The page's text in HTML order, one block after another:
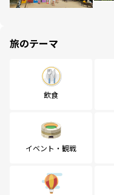
旅のテーマ
飲食
イベント・観戦